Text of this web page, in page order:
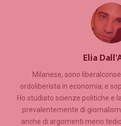
Elia
Milanese, sono
ordoliberista in economia; e
Ho studiato scienze politiche e
prevalentemente di
anche di argomenti meno